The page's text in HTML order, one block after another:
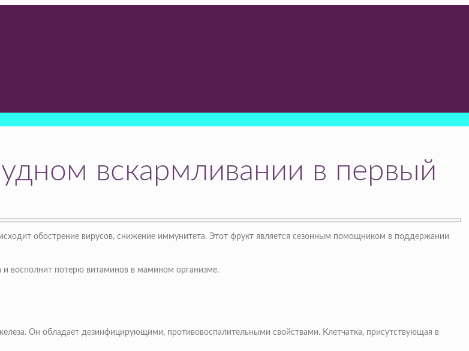
вскармливании в первый
обострение вирусов, снижение иммунитета. Этот фрукт является сезонным помощником в поддержании
восполнит потерю витаминов в мамином организме.
Он обладает дезинфицирующими, противовоспалительными свойствами. Клетчатка, присутствующая в